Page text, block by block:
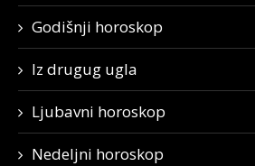
Godišnji horoskop
Iz drugug ugla
Ljubavni horoskop
Nedeljni horoskop